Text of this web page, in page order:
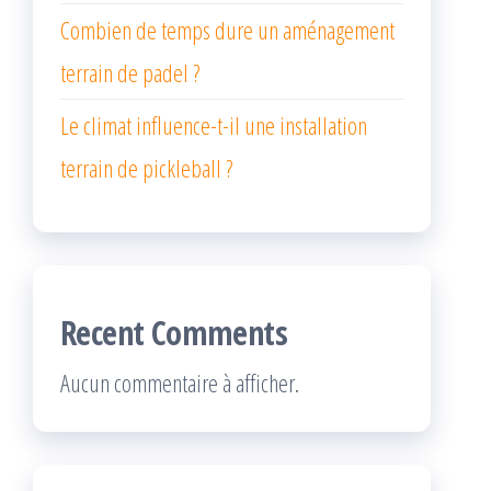
Combien de temps dure un aménagement
terrain de padel ?
Le climat influence-t-il une installation
terrain de pickleball ?
Recent Comments
Aucun commentaire à afficher.